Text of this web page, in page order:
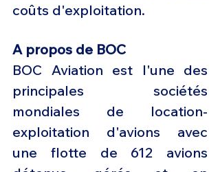
coûts d'exploitation.
A propos de BOC
BOC Aviation est l'une des
principales sociétés
mondiales de location-
exploitation d'avions avec
une flotte de 612 avions